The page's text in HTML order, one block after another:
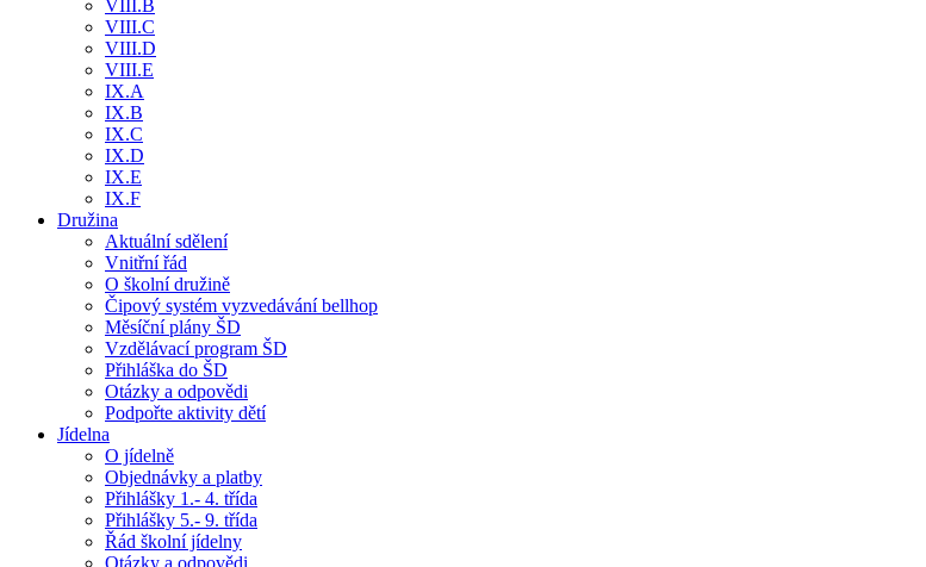
VIII.B
VIII.C
VIII.D
VIII.E
IX.A
IX.B
IX.C
IX.D
IX.E
IX.F
Družina
Aktuální sdělení
Vnitřní řád
O školní družině
Čipový systém vyzvedávání bellhop
Měsíční plány ŠD
Vzdělávací program ŠD
Přihláška do ŠD
Otázky a odpovědi
Podpořte aktivity dětí
Jídelna
O jídelně
Objednávky a platby
Přihlášky 1.- 4. třída
Přihlášky 5.- 9. třída
Řád školní jídelny
Otázky a odpovědi